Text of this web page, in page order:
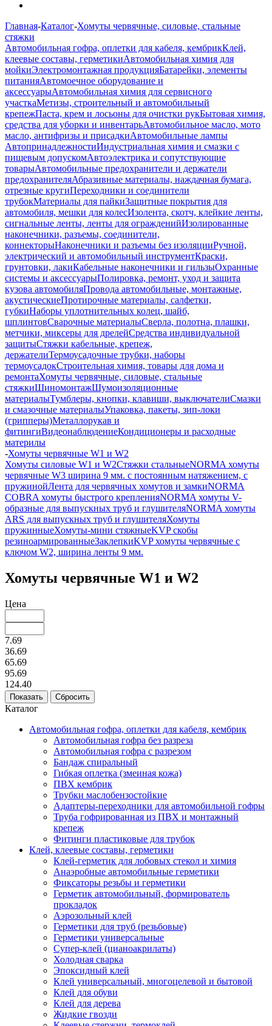
Главная-Каталог-Хомуты червячные, силовые, стальные
стяжки
Автомобильная гофра, оплетки для кабеля, кембрикКлей,
клеевые составы, герметикиАвтомобильная химия для
мойкиЭлектромонтажная продукцияБатарейки, элементы
питанияАвтомоечное оборудование и
аксессуарыАвтомобильная химия для сервисного
участкаМетизы, строительный и автомобильный
крепежПаста, крем и лосьоны для очистки рукБытовая химия,
средства для уборки и инвентарьАвтомобильное масло, мото
масло, антифризы и присадкиАвтомобильные лампы
АвтопринадлежностиИндустриальная химия и смазки с
пищевым допускомАвтоэлектрика и сопутствующие
товарыАвтомобильные предохранители и держатели
предохранителяАбразивные материалы, наждачная бумага,
отрезные кругиПереходники и соединители
трубокМатериалы для пайкиЗащитные покрытия для
автомобиля, мешки для колесИзолента, скотч, клейкие ленты,
сигнальные ленты, ленты для огражденийИзолированные
наконечники, разъемы, соединители,
коннекторыНаконечники и разъемы без изоляцииРучной,
электрический и автомобильный инструментКраски,
грунтовки, лакиКабельные наконечники и гильзыОхранные
системы и аксессуарыПолировка, ремонт, уход и защита
кузова автомобиляПровода автомобильные, монтажные,
акустическиеПротирочные материалы, салфетки,
губкиНаборы уплотнительных колец, шайб,
шплинтовСварочные материалыСверла, полотна, плашки,
метчики, миксеры для дрелейСредства индивидуальной
защитыСтяжки кабельные, крепеж,
держателиТермоусадочные трубки, наборы
термоусадокСтроительная химия, товары для дома и
ремонтаХомуты червячные, силовые, стальные
стяжкиШиномонтажШумоизоляционные
материалыТумблеры, кнопки, клавиши, выключателиСмазки
и смазочные материалыУпаковка, пакеты, зип-локи
(грипперы)Металлорукав и
фитингиВидеонаблюдениеКондиционеры и расходные
материлы
-Хомуты червячные W1 и W2
Хомуты силовые W1 и W2Стяжки стальныеNORMA хомуты
червячные W3 ширина 9 мм. с постоянным натяжением, с
пружинойЛента для червячных хомутов и замкиNORMA
COBRA хомуты быстрого крепленияNORMA хомуты V-
образные для выпускных труб и глушителяNORMA хомуты
ARS для выпускных труб и глушителяХомуты
пружинныеХомуты-мини стяжныеKVP скобы
резиноармированныеЗаклепкиKVP хомуты червячные с
ключом W2, ширина ленты 9 мм.
Хомуты червячные W1 и W2
Цена
7.69
36.69
65.69
95.69
124.40
Каталог
Автомобильная гофра, оплетки для кабеля, кембрик
Автомобильная гофра без разреза
Автомобильная гофра с разрезом
Бандаж спиральный
Гибкая оплетка (змеиная кожа)
ПВХ кембрик
Трубки маслобензостойкие
Адаптеры-переходники для автомобильной гофры
Труба гофрированная из ПВХ и монтажный
крепеж
Фитинги пластиковые для трубок
Клей, клеевые составы, герметики
Клей-герметик для лобовых стекол и химия
Анаэробные автомобильные герметики
Фиксаторы резьбы и герметики
Герметик автомобильный, формирователь
прокладок
Аэрозольный клей
Герметики для труб (резьбовые)
Герметики универсальные
Супер-клей (цианоакрилаты)
Холодная сварка
Эпоксидный клей
Клей универсальный, многоцелевой и бытовой
Клей для обуви
Клей для дерева
Жидкие гвозди